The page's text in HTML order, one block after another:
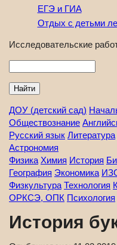
ЕГЭ и ГИА
Отдых с детьми
Исследовательские
ДОУ (детский сад)
Обществознание
Русский язык Литература
Астрономия
Физика Химия История
География Экономика
Физкультура Технология
ОРКСЭ, ОПК Психология
История